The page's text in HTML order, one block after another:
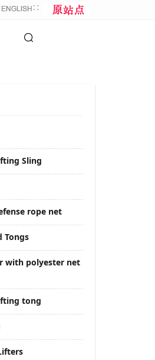
∷
Sling
rope net
Tongs
with polyester net
tong